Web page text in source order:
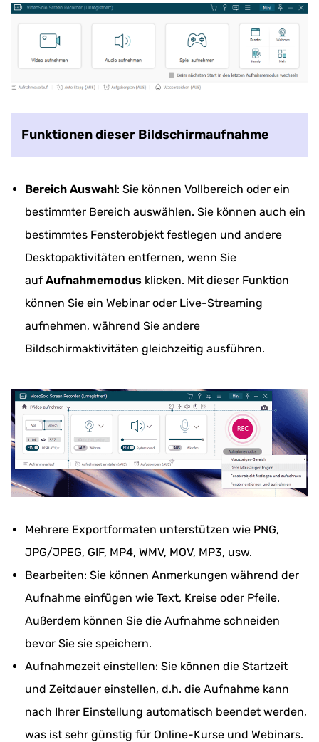
Funktionen dieser Bildschirmaufnahme
Bereich Auswahl: Sie können Vollbereich oder ein
bestimmter Bereich auswählen. Sie können auch ein
bestimmtes Fensterobjekt festlegen und andere
Desktopaktivitäten entfernen, wenn Sie
auf Aufnahmemodus klicken. Mit dieser Funktion
können Sie ein Webinar oder Live-Streaming
aufnehmen, während Sie andere
Bildschirmaktivitäten gleichzeitig ausführen.
Mehrere Exportformaten unterstützen wie PNG,
JPG/JPEG, GIF, MP4, WMV, MOV, MP3, usw.
Bearbeiten: Sie können Anmerkungen während der
Aufnahme einfügen wie Text, Kreise oder Pfeile.
Außerdem können Sie die Aufnahme schneiden
bevor Sie sie speichern.
Aufnahmezeit einstellen: Sie können die Startzeit
und Zeitdauer einstellen, d.h. die Aufnahme kann
nach Ihrer Einstellung automatisch beendet werden,
was ist sehr günstig für Online-Kurse und Webinars.